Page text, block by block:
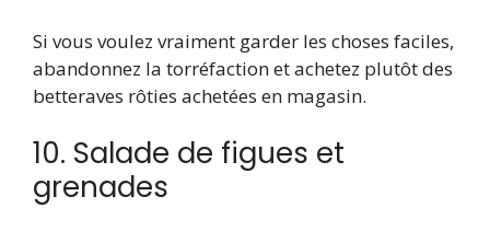
Si vous voulez vraiment garder les choses faciles,
abandonnez la torréfaction et achetez plutôt des
betteraves rôties achetées en magasin.
10. Salade de figues et
grenades